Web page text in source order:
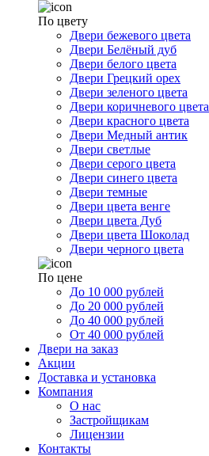
По цвету
Двери бежевого цвета
Двери Белёный дуб
Двери белого цвета
Двери Грецкий орех
Двери зеленого цвета
Двери коричневого цвета
Двери красного цвета
Двери Медный антик
Двери светлые
Двери серого цвета
Двери синего цвета
Двери темные
Двери цвета венге
Двери цвета Дуб
Двери цвета Шоколад
Двери черного цвета
По цене
До 10 000 рублей
До 20 000 рублей
До 40 000 рублей
От 40 000 рублей
Двери на заказ
Акции
Доставка и установка
Компания
О нас
Застройщикам
Лицензии
Контакты